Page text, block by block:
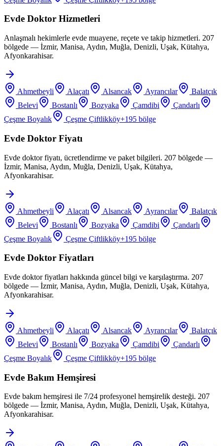
Evde Doktor Hizmetleri
Anlaşmalı hekimlerle evde muayene, reçete ve takip hizmetleri. 207
bölgede — İzmir, Manisa, Aydın, Muğla, Denizli, Uşak, Kütahya,
Afyonkarahisar.
Ahmetbeyli Alaçatı Alsancak Ayrancılar
Balatçık
Belevi
Bostanlı Bozyaka Çamdibi
Çandarlı
Çeşme Boyalık
Çeşme Çiftlikköy+195 bölge
Evde Doktor Fiyatı
Evde doktor fiyatı, ücretlendirme ve paket bilgileri. 207 bölgede —
İzmir, Manisa, Aydın, Muğla, Denizli, Uşak, Kütahya,
Afyonkarahisar.
Ahmetbeyli Alaçatı Alsancak Ayrancılar
Balatçık
Belevi
Bostanlı Bozyaka Çamdibi
Çandarlı
Çeşme Boyalık
Çeşme Çiftlikköy+195 bölge
Evde Doktor Fiyatları
Evde doktor fiyatları hakkında güncel bilgi ve karşılaştırma. 207
bölgede — İzmir, Manisa, Aydın, Muğla, Denizli, Uşak, Kütahya,
Afyonkarahisar.
Ahmetbeyli Alaçatı Alsancak Ayrancılar
Balatçık
Belevi
Bostanlı Bozyaka Çamdibi
Çandarlı
Çeşme Boyalık
Çeşme Çiftlikköy+195 bölge
Evde Bakım Hemşiresi
Evde bakım hemşiresi ile 7/24 profesyonel hemşirelik desteği. 207
bölgede — İzmir, Manisa, Aydın, Muğla, Denizli, Uşak, Kütahya,
Afyonkarahisar.